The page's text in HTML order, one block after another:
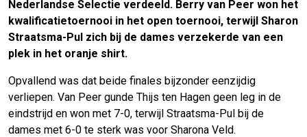
Nederlandse Selectie verdeeld. Berry van Peer won het
kwalificatietoernooi in het open toernooi, terwijl Sharon
Straatsma-Pul zich bij de dames verzekerde van een
plek in het oranje shirt.
Opvallend was dat beide finales bijzonder eenzijdig
verliepen. Van Peer gunde Thijs ten Hagen geen leg in de
eindstrijd en won met 7-0, terwijl Straatsma-Pul bij de
dames met 6-0 te sterk was voor Sharona Veld.